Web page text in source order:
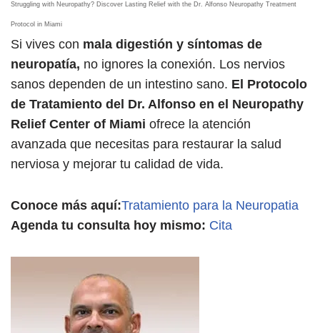
Struggling with Neuropathy? Discover Lasting Relief with the Dr. Alfonso Neuropathy Treatment
Protocol in Miami
Si vives con mala digestión y síntomas de
neuropatía, no ignores la conexión. Los nervios
sanos dependen de un intestino sano. El Protocolo
de Tratamiento del Dr. Alfonso en el Neuropathy
Relief Center of Miami ofrece la atención
avanzada que necesitas para restaurar la salud
nerviosa y mejorar tu calidad de vida.
Conoce más aquí:Tratamiento para la Neuropatia
Agenda tu consulta hoy mismo: Cita